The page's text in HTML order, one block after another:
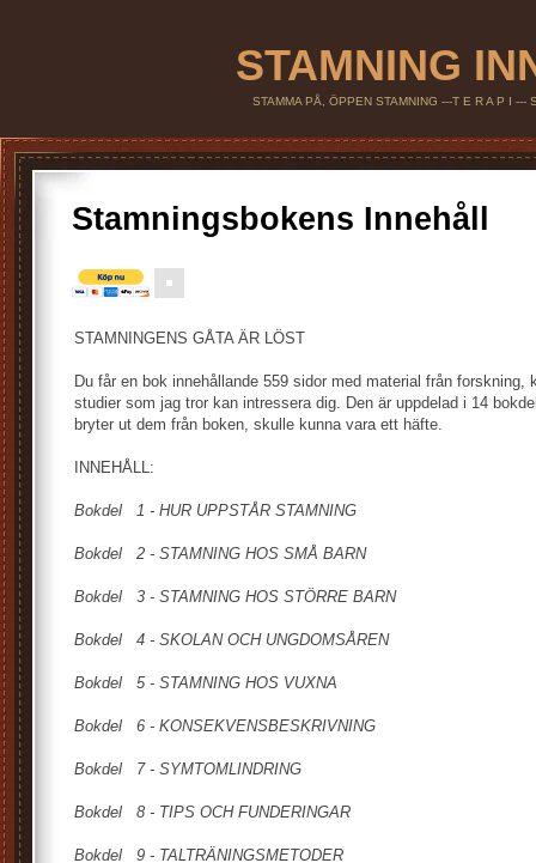
STAMNING
STAMMA PÅ, ÖPPEN STAMNING ---T E R A P I
Stamningsbokens Innehåll
STAMNINGENS GÅTA ÄR LÖST
Du får en bok innehållande 559 sidor med material från forskning,
studier som jag tror kan intressera dig. Den är uppdelad i 14
bryter ut dem från boken, skulle kunna vara ett häfte.
INNEHÅLL:
Bokdel 1 - HUR UPPSTÅR STAMNING
Bokdel 2 - STAMNING HOS SMÅ BARN
Bokdel 3 - STAMNING HOS STÖRRE BARN
Bokdel 4 - SKOLAN OCH UNGDOMSÅREN
Bokdel 5 - STAMNING HOS VUXNA
Bokdel 6 - KONSEKVENSBESKRIVNING
Bokdel 7 - SYMTOMLINDRING
Bokdel 8 - TIPS OCH FUNDERINGAR
Bokdel 9 - TALTRÄNINGSMETODER